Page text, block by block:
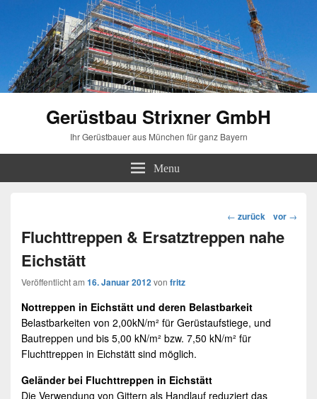
Gerüstbau Strixner GmbH
Ihr Gerüstbauer aus München für ganz Bayern
Menu
Beitragsnavigation
← zurück vor →
Fluchttreppen & Ersatztreppen nahe
Eichstätt
Veröffentlicht am 16. Januar 2012von fritz
Nottreppen in Eichstätt und deren Belastbarkeit
Belastbarkeiten von 2,00kN/m² für Gerüstaufstiege, und
Bautreppen und bis 5,00 kN/m² bzw. 7,50 kN/m² für
Fluchttreppen in Eichstätt sind möglich.
Geländer bei Fluchttreppen in Eichstätt
Die Verwendung von Gittern als Handlauf reduziert das